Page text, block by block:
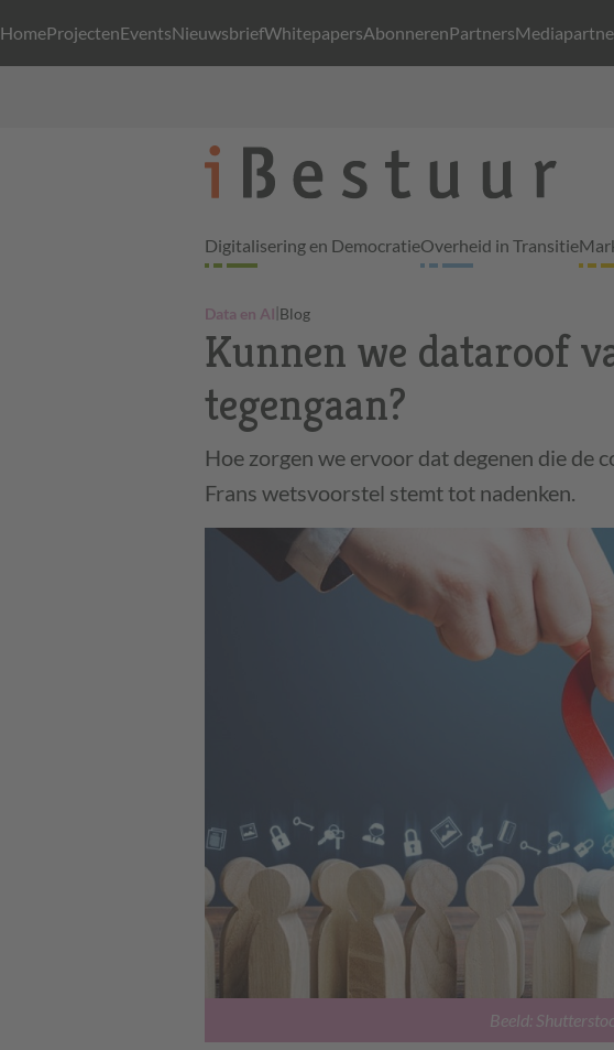
HomeProjectenEventsNieuwsbriefWhitepapersAbonnerenPartners
Digitalisering en DemocratieOverheid in Transitie
Data en AI|Blog
Kunnen we dataroof
tegengaan?
Hoe zorgen we ervoor dat degenen die de
Frans wetsvoorstel stemt tot nadenken.
Beeld: